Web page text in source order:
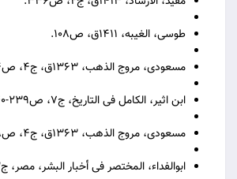
طوسی، الغیبه، ۱۴۱۱ق، ص۱۰۸.
مسعودی، مروج الذهب، ۱۳۶۳ق، ج۴، ص۹۴
ابن اثیر، الکامل فی التاریخ، ج۷، ص۲۳۹-۲۴۰
مسعودی، مروج الذهب، ۱۳۶۳ق، ج۴، ص۱۰۸
ابوالفداء، المختصر فی أخبار البشر، مصر، ج۲، ص۴۶.